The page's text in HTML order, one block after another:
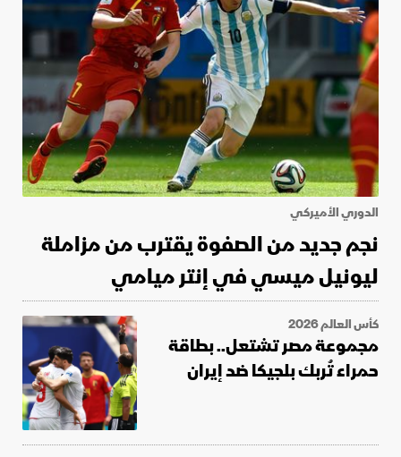
الدوري الأميركي
نجم جديد من الصفوة يقترب من مزاملة
ليونيل ميسي في إنتر ميامي
كأس العالم 2026
مجموعة مصر تشتعل.. بطاقة
حمراء تُربك بلجيكا ضد إيران